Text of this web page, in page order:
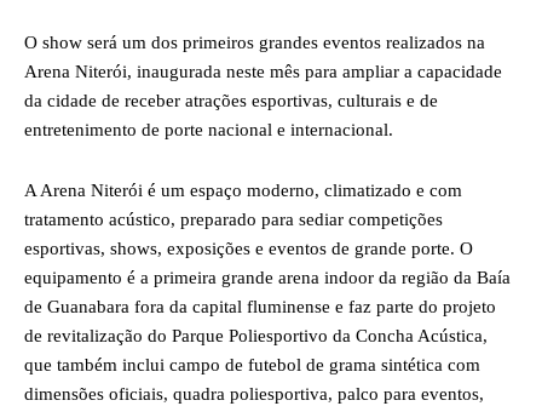
O show será um dos primeiros grandes eventos realizados na
Arena Niterói, inaugurada neste mês para ampliar a capacidade
da cidade de receber atrações esportivas, culturais e de
entretenimento de porte nacional e internacional.
A Arena Niterói é um espaço moderno, climatizado e com
tratamento acústico, preparado para sediar competições
esportivas, shows, exposições e eventos de grande porte. O
equipamento é a primeira grande arena indoor da região da Baía
de Guanabara fora da capital fluminense e faz parte do projeto
de revitalização do Parque Poliesportivo da Concha Acústica,
que também inclui campo de futebol de grama sintética com
dimensões oficiais, quadra poliesportiva, palco para eventos,